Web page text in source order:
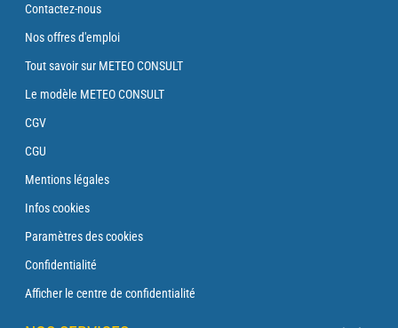
Contactez-nous
Nos offres d'emploi
Tout savoir sur METEO CONSULT
Le modèle METEO CONSULT
CGV
CGU
Mentions légales
Infos cookies
Paramètres des cookies
Confidentialité
Afficher le centre de confidentialité